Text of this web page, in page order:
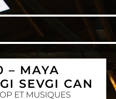
– MAYA
SEVGI CAN
ET MUSIQUES